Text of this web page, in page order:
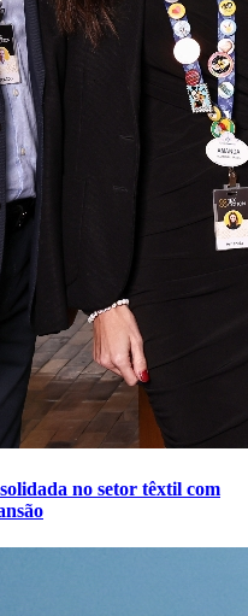
no setor têxtil com